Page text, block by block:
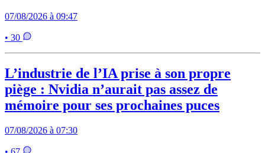
07/08/2026 à 09:47
• 30
L’industrie de l’IA prise à son propre
piège : Nvidia n’aurait pas assez de
mémoire pour ses prochaines puces
07/08/2026 à 07:30